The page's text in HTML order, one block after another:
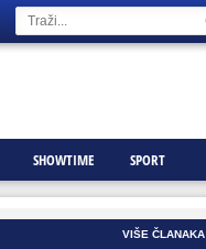
SHOWTIME SPORT
VIŠE ČLANAKA